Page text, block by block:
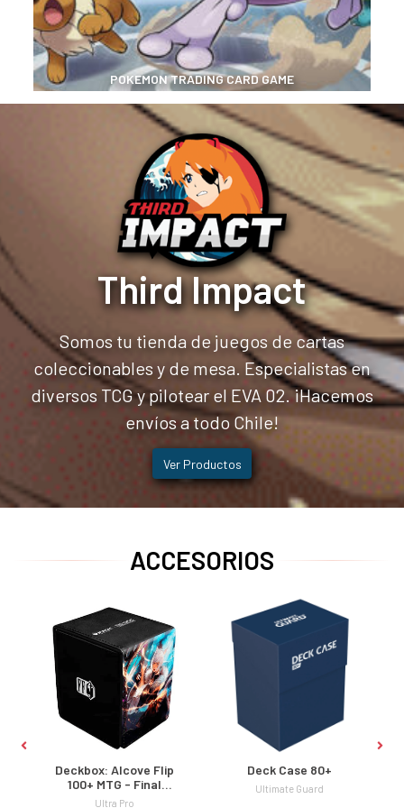
POKEMON TRADING CARD GAME
Third Impact
Somos tu tienda de juegos de cartas
coleccionables y de mesa. Especialistas en
diversos TCG y pilotear el EVA 02. ¡Hacemos
envíos a todo Chile!
Ver Productos
ACCESORIOS
Deckbox: Alcove Flip
100+ MTG - Final
Fantasy
Ultra Pro
Deck Case 80+
Ultimate Guard